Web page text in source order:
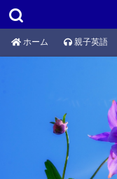
ホーム 親子英語